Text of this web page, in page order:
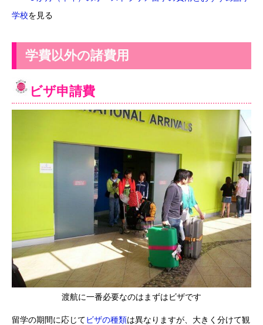
学校を見る
学費以外の諸費用
ビザ申請費
渡航に一番必要なのはまずはビザです
留学の期間に応じてビザの種類は異なりますが、大きく分けて観